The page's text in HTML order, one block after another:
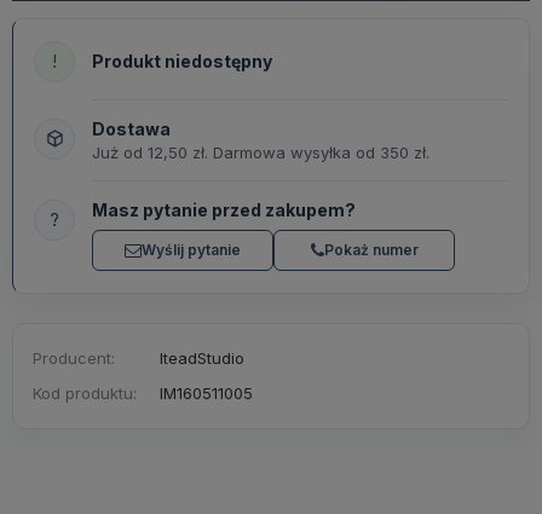
! Produkt niedostępny
Dostawa
Już od 12,50 zł. Darmowa wysyłka od 350 zł.
? Masz pytanie przed zakupem?
Wyślij pytanie Pokaż numer
Producent:
IteadStudio
Kod produktu:
IM160511005